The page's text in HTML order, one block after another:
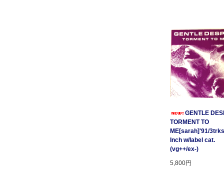
GENTLE
TORMENT TO
ME[sarah]'91/
Inch w/label cat.
(vg++/ex-)
5,800円